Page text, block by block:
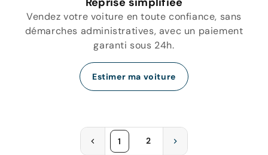
Vendez votre voiture en toute confiance, sans
démarches administratives, avec un paiement
garanti sous 24h.
Estimer ma voiture
1 2